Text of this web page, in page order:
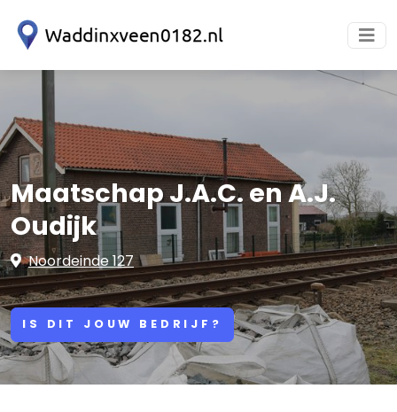
Maatschap J.A.C. en A.J.
Oudijk
Noordeinde 127
IS DIT JOUW BEDRIJF?